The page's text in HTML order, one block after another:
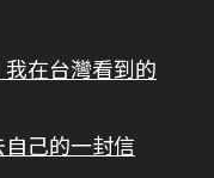
在台灣看到的
己的一封信